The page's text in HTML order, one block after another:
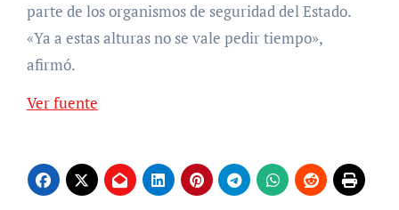
parte de los organismos de seguridad del Estado.
«Ya a estas alturas no se vale pedir tiempo»,
afirmó.
Ver fuente